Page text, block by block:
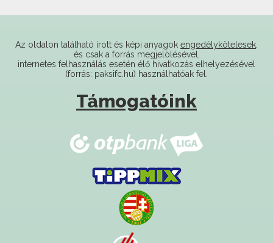
internetes felhasználás esetén élő hivatkozás elhelyezésével
(forrás: paksifc.hu) használhatóak fel.
Támogatóink